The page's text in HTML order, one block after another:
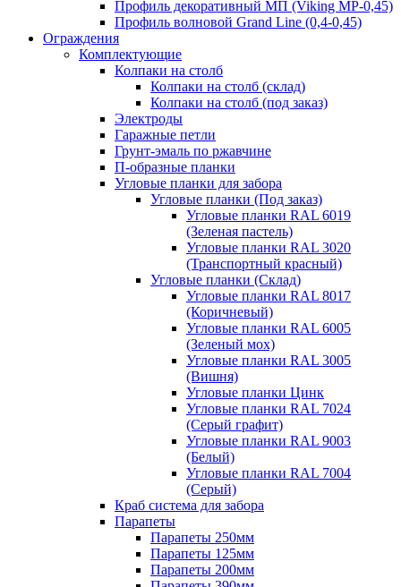
Профиль декоративный МП (Viking MP-0,45)
Профиль волновой Grand Line (0,4-0,45)
Ограждения
Комплектующие
Колпаки на столб
Колпаки на столб (склад)
Колпаки на столб (под заказ)
Электроды
Гаражные петли
Грунт-эмаль по ржавчине
П-образные планки
Угловые планки для забора
Угловые планки (Под заказ)
Угловые планки RAL 6019
(Зеленая пастель)
Угловые планки RAL 3020
(Транспортный красный)
Угловые планки (Склад)
Угловые планки RAL 8017
(Коричневый)
Угловые планки RAL 6005
(Зеленый мох)
Угловые планки RAL 3005
(Вишня)
Угловые планки Цинк
Угловые планки RAL 7024
(Серый графит)
Угловые планки RAL 9003
(Белый)
Угловые планки RAL 7004
(Серый)
Краб система для забора
Парапеты
Парапеты 250мм
Парапеты 125мм
Парапеты 200мм